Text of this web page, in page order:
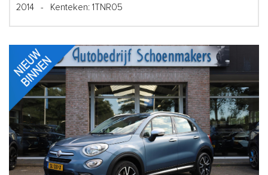
2014
- Kenteken: 1TNR05